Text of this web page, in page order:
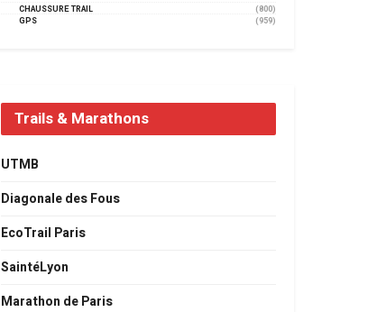
CHAUSSURE TRAIL
(800)
GPS
(959)
Trails & Marathons
UTMB
Diagonale des Fous
EcoTrail Paris
SaintéLyon
Marathon de Paris